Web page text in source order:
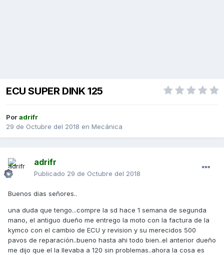
ECU SUPER DINK 125
Poradrifr
29 de Octubre del 2018 en Mecánica
adrifr
Publicado 29 de Octubre del 2018
Buenos dias señores..
una duda que tengo...compre la sd hace 1 semana de segunda
mano, el antiguo dueño me entrego la moto con la factura de la
kymco con el cambio de ECU y revision y su merecidos 500
pavos de reparación..bueno hasta ahi todo bien..el anterior dueño
me dijo que el la llevaba a 120 sin problemas..ahora la cosa es